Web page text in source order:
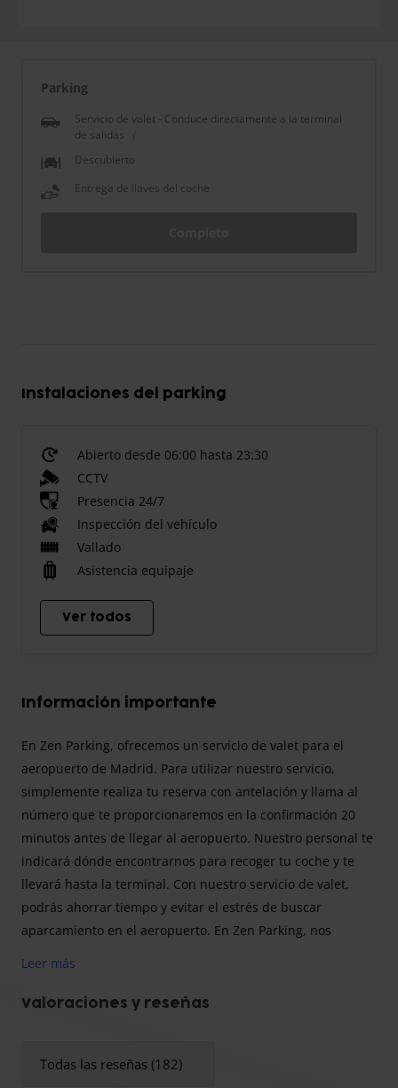
Parking
Servicio de valet - Conduce directamente a la terminal
de salidas
Descubierto
Entrega de llaves del coche
Instalaciones del parking
Abierto desde 06:00 hasta 23:30
CCTV
Presencia 24/7
Inspección del vehículo
Vallado
Asistencia equipaje
Ver todos
Información importante
En Zen Parking, ofrecemos un servicio de valet para el
aeropuerto de Madrid. Para utilizar nuestro servicio,
simplemente realiza tu reserva con antelación y llama al
número que te proporcionaremos en la confirmación 20
minutos antes de llegar al aeropuerto. Nuestro personal te
indicará dónde encontrarnos para recoger tu coche y te
llevará hasta la terminal. Con nuestro servicio de valet,
podrás ahorrar tiempo y evitar el estrés de buscar
aparcamiento en el aeropuerto. En Zen Parking, nos
pregunta o inquietud que puedas tener.
debe cumplir con la normatividad correspondiente, de lo
Leer más
Valoraciones y reseñas
Todas las reseñas (182)